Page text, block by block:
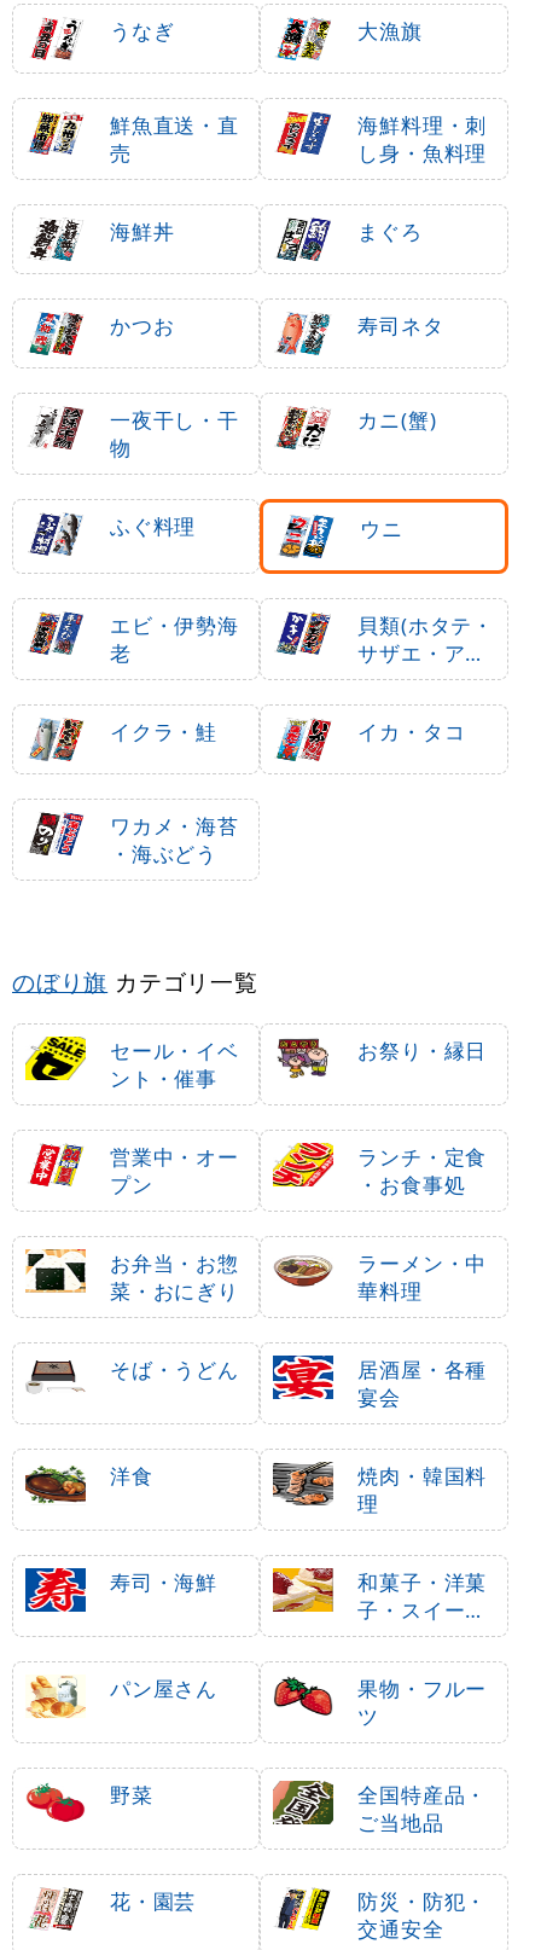
うなぎ 大漁旗
鮮魚直送・直
売
海鮮料理・刺
し身・魚料理
海鮮丼 まぐろ
かつお 寿司ネタ
一夜干し・干
物
カニ(蟹)
ふぐ料理 ウニ
エビ・伊勢海
老
貝類(ホタテ・
サザエ・アワ
ビ、カキ)
イクラ・鮭
イカ・タコ
ワカメ・海苔
・海ぶどう
のぼり旗 カテゴリ一覧
セール・イベ
ント・催事
お祭り・縁日
営業中・オー
プン
ランチ・定食
・お食事処
お弁当・お惣
菜・おにぎり
ラーメン・中
華料理
そば・うどん
居酒屋・各種
宴会
洋食
焼肉・韓国料
理
寿司・海鮮
和菓子・洋菓
子・スイーツ
・アイス
パン屋さん
果物・フルー
ツ
野菜
全国特産品・
ご当地品
花・園芸
防災・防犯・
交通安全